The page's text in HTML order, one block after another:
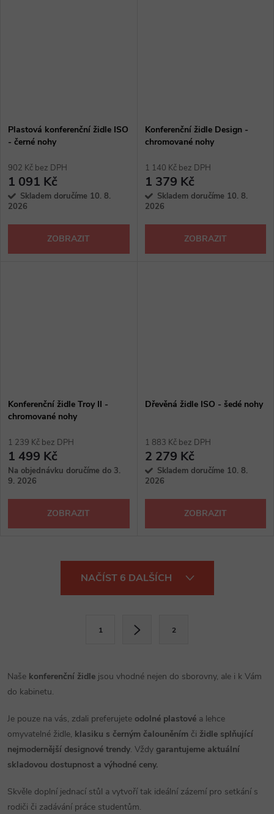
Plastová konferenční židle ISO
- černé nohy
902 Kč bez DPH
1 091 Kč
Skladem doručíme 10. 8.
2026
ZOBRAZIT
Konferenční židle Design -
chromované nohy
1 140 Kč bez DPH
1 379 Kč
Skladem doručíme 10. 8.
2026
ZOBRAZIT
Konferenční židle Troy II -
chromované nohy
1 239 Kč bez DPH
1 499 Kč
Na objednávku doručíme do 3.
9. 2026
ZOBRAZIT
Dřevěná židle ISO - šedé nohy
1 883 Kč bez DPH
2 279 Kč
Skladem doručíme 10. 8.
2026
ZOBRAZIT
d
a
c
í
p
r
NAČÍST 6 DALŠÍCH
á
n
o
v
á
í
1 2
Naše konferenční židle jsou vhodné nejen do sborovny, ale i k Vám
do kabinetu.
Je pouze na vás, zdali preferujete odolné plastové a lehce
omyvatelné židle, klasiku s černým čalouněním či židle splňující
nejmodernější designové trendy. Vždy garantujeme aktuální
skladovou dostupnost a výhodné ceny.
Skvěle doplní jednací stůl a vytvoří tak ideální zázemí pro setkání s
rodiči či zadávání práce studentům.